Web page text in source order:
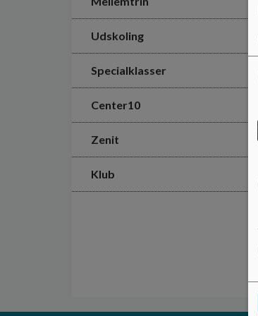
Udskoling
Specialklasser
Center10
Zenit
Klub